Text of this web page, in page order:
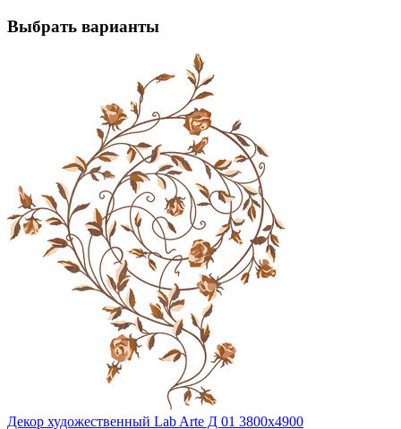
Выбрать варианты
Декор художественный Lab Arte Д 01 3800х4900